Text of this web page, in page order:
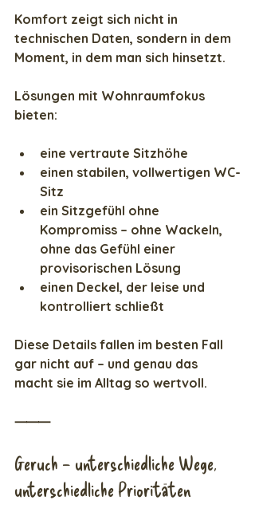
Komfort zeigt sich nicht in
technischen Daten, sondern in dem
Moment, in dem man sich hinsetzt.
Lösungen mit Wohnraumfokus
bieten:
eine vertraute Sitzhöhe
einen stabilen, vollwertigen WC-
Sitz
ein Sitzgefühl ohne
Kompromiss – ohne Wackeln,
ohne das Gefühl einer
provisorischen Lösung
einen Deckel, der leise und
kontrolliert schließt
Diese Details fallen im besten Fall
gar nicht auf – und genau das
macht sie im Alltag so wertvoll.
⸻
Geruch – unterschiedliche Wege,
unterschiedliche Prioritäten